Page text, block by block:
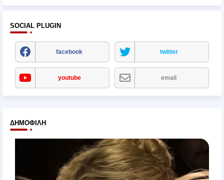
SOCIAL PLUGIN
facebook twitter
youtube email
ΔΗΜΟΦΙΛΉ